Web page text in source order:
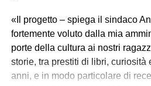
trasformando la lezione di Storia
condivisa.
I bambini hanno trasformato le
attività didattiche: ciascuno ha
«Il progetto – spiega il sindaco
fortemente voluto dalla mia
porte della cultura ai nostri
storie, tra prestiti di libri, curiosità
anni, e in modo particolare di